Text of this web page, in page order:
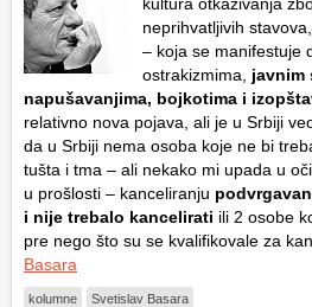
neprihvatljivih
– koja se manifestuje
ostrakizmima, javnim
napušavanjima, bojkotima i
relativno nova pojava, ali je u Srbiji
da u Srbiji nema osoba koje ne bi
tušta i tma – ali nekako mi upada u
u prošlosti – kanceliranju
i nije trebalo kancelirati ili 2 osobe
pre nego što su se kvalifikovale za
Basara
kolumne Svetislav Basara